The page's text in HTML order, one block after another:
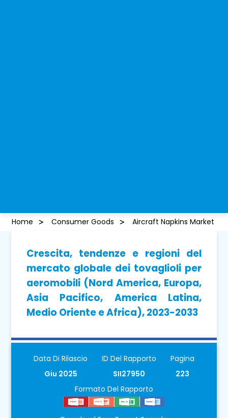
Home Consumer Goods Aircraft Napkins Market
Crescita, tendenze e regioni del
mercato globale dei tovaglioli per
aeromobili (Nord America, Europa,
Asia Pacifico, America Latina,
Medio Oriente e Africa), 2023-2033
Data Di Rilascio
Giu 2025
ID Del Rapporto
SII27950
Pagina
223
Formato Del Rapporto